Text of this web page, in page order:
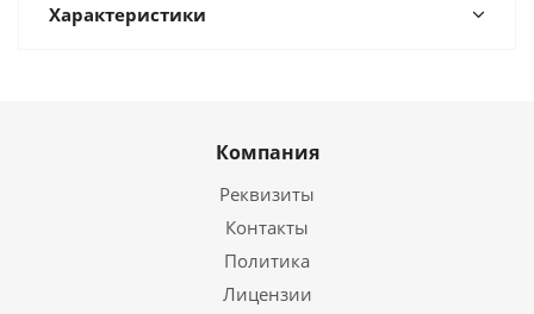
Характеристики
Компания
Реквизиты
Контакты
Политика
Лицензии